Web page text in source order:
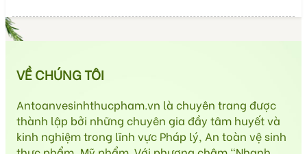
VỀ CHÚNG TÔI
Antoanvesinhthucpham.vn là chuyên trang được
thành lập bởi những chuyên gia đầy tâm huyết và
kinh nghiệm trong lĩnh vực Pháp lý, An toàn vệ sinh